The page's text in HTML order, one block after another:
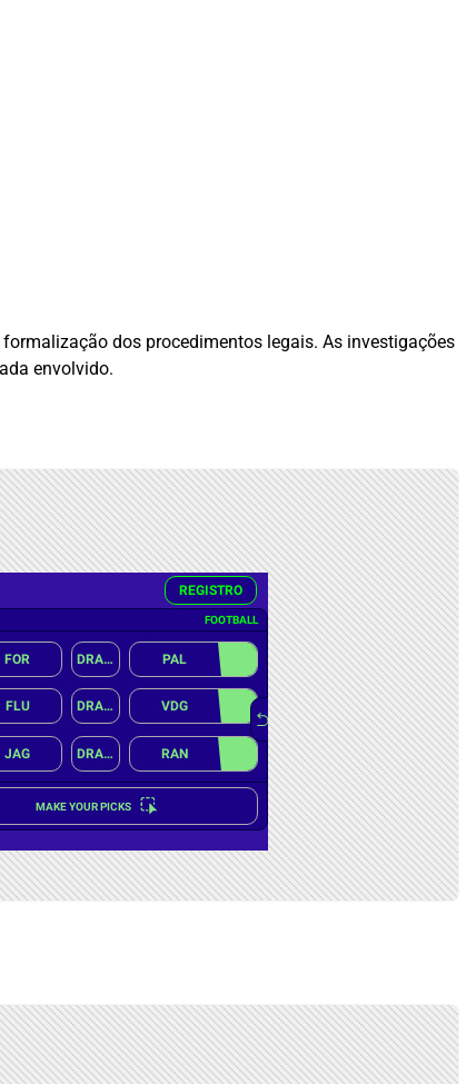
dos procedimentos legais. As investigações
envolvido.